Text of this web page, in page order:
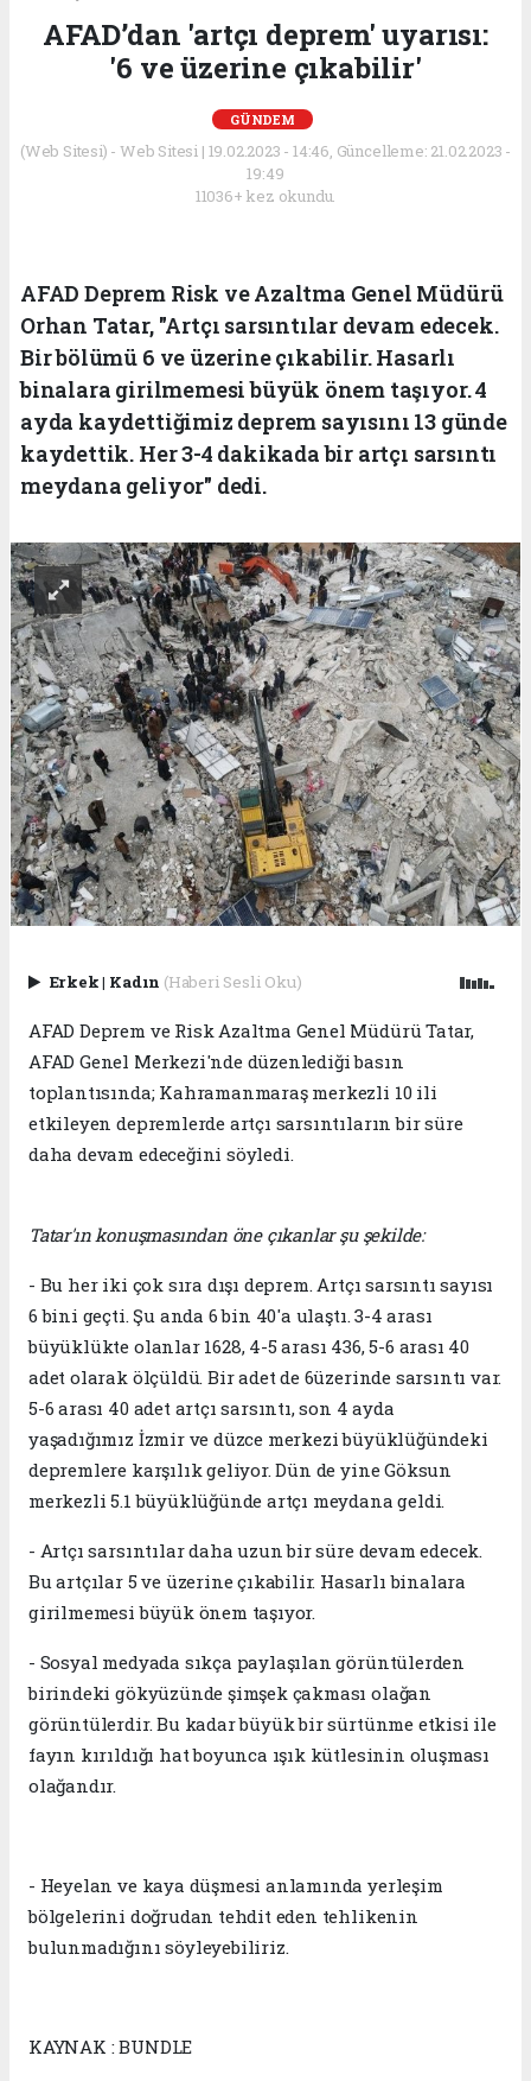
AFAD’dan 'artçı deprem' uyarısı:
'6 ve üzerine çıkabilir'
GÜNDEM
(Web Sitesi) - Web Sitesi | 19.02.2023 - 14:46, Güncelleme: 21.02.2023 -
19:49
11036+ kez okundu.
AFAD Deprem Risk ve Azaltma Genel Müdürü
Orhan Tatar, "Artçı sarsıntılar devam edecek.
Bir bölümü 6 ve üzerine çıkabilir. Hasarlı
binalara girilmemesi büyük önem taşıyor. 4
ayda kaydettiğimiz deprem sayısını 13 günde
kaydettik. Her 3-4 dakikada bir artçı sarsıntı
meydana geliyor" dedi.
Erkek| Kadın (Haberi Sesli Oku)
AFAD Deprem ve Risk Azaltma Genel Müdürü Tatar,
AFAD Genel Merkezi'nde düzenlediği basın
toplantısında; Kahramanmaraş merkezli 10 ili
etkileyen depremlerde artçı sarsıntıların bir süre
daha devam edeceğini söyledi.
Tatar'ın konuşmasından öne çıkanlar şu şekilde:
- Bu her iki çok sıra dışı deprem. Artçı sarsıntı sayısı
6 bini geçti. Şu anda 6 bin 40'a ulaştı. 3-4 arası
büyüklükte olanlar 1628, 4-5 arası 436, 5-6 arası 40
adet olarak ölçüldü. Bir adet de 6üzerinde sarsıntı var.
5-6 arası 40 adet artçı sarsıntı, son 4 ayda
yaşadığımız İzmir ve düzce merkezi büyüklüğündeki
depremlere karşılık geliyor. Dün de yine Göksun
merkezli 5.1 büyüklüğünde artçı meydana geldi.
- Artçı sarsıntılar daha uzun bir süre devam edecek.
Bu artçılar 5 ve üzerine çıkabilir. Hasarlı binalara
girilmemesi büyük önem taşıyor.
- Sosyal medyada sıkça paylaşılan görüntülerden
birindeki gökyüzünde şimşek çakması olağan
görüntülerdir. Bu kadar büyük bir sürtünme etkisi ile
fayın kırıldığı hat boyunca ışık kütlesinin oluşması
olağandır.
- Heyelan ve kaya düşmesi anlamında yerleşim
bölgelerini doğrudan tehdit eden tehlikenin
bulunmadığını söyleyebiliriz.
KAYNAK : BUNDLE